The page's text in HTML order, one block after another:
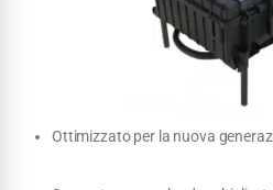
Ottimizzato per la nuova